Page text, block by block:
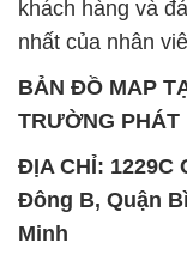
khách hàng và
nhất của nhân
BẢN ĐỒ MAP
TRƯỜNG PHÁT
ĐỊA CHỈ: 1229C
Đông B, Quận
Minh